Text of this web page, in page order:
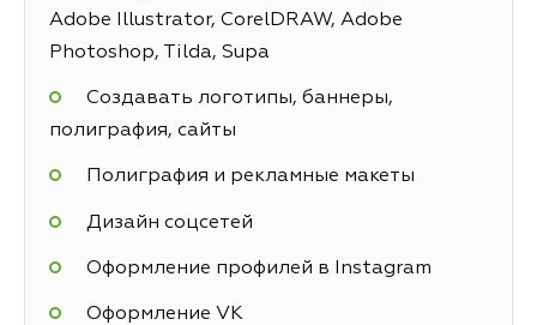
Adobe Illustrator, CorelDRAW, Adobe
Photoshop, Tilda, Supa
Создавать логотипы, баннеры,
полиграфия, сайты
Полиграфия и рекламные макеты
Дизайн соцсетей
Оформление профилей в Instagram
Оформление VK